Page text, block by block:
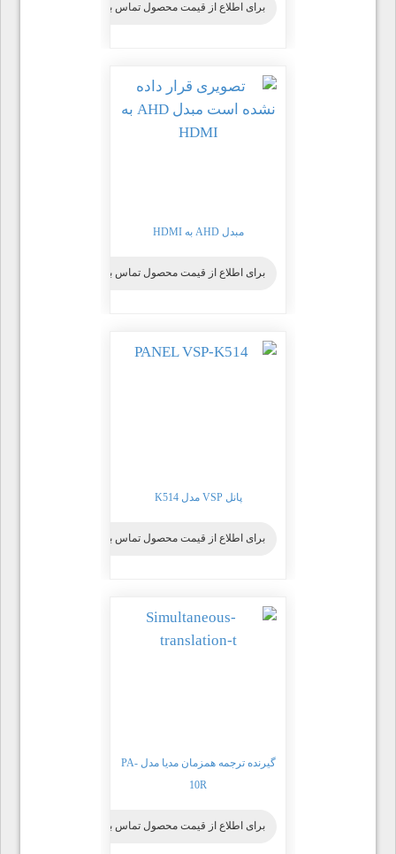
برای اطلاع از قیمت محصول تماس بگیرید
مبدل AHD به HDMI
برای اطلاع از قیمت محصول تماس بگیرید
پانل VSP مدل K514
برای اطلاع از قیمت محصول تماس بگیرید
گیرنده ترجمه همزمان مدیا مدل PA-
10R
برای اطلاع از قیمت محصول تماس بگیرید